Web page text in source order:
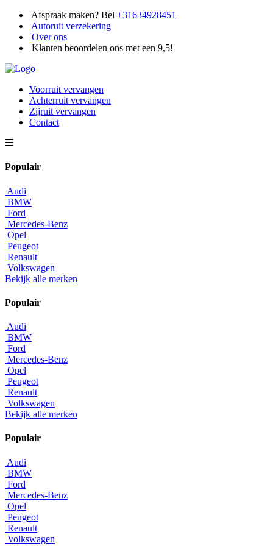
Afspraak maken? Bel +31634928451
Autoruit verzekering
Over ons
Klanten beoordelen ons met een 9,5!
Voorruit vervangen
Achterruit vervangen
Zijruit vervangen
Contact
Populair
Audi
BMW
Ford
Mercedes-Benz
Opel
Peugeot
Renault
Volkswagen
Bekijk alle merken
Populair
Audi
BMW
Ford
Mercedes-Benz
Opel
Peugeot
Renault
Volkswagen
Bekijk alle merken
Populair
Audi
BMW
Ford
Mercedes-Benz
Opel
Peugeot
Renault
Volkswagen